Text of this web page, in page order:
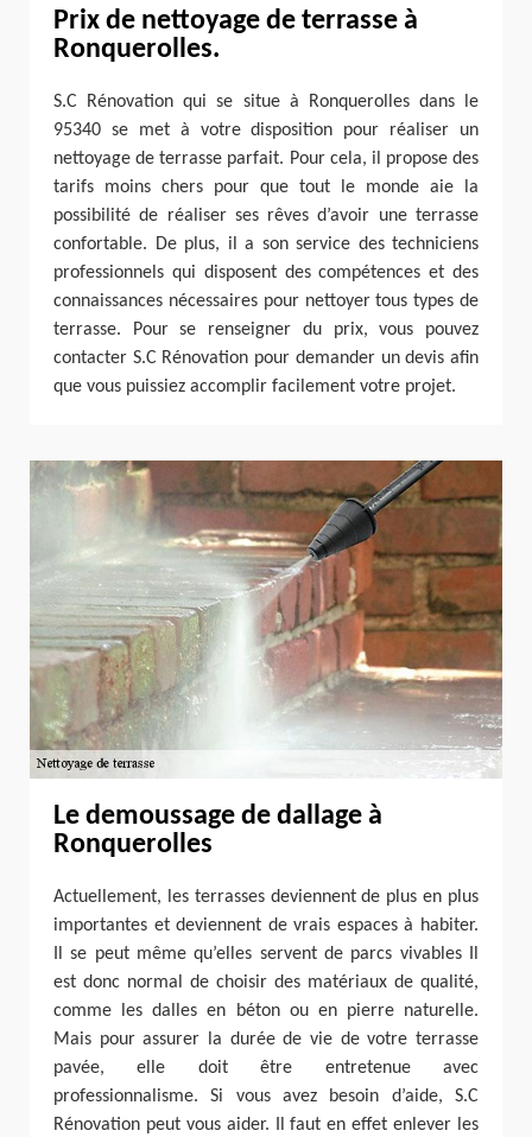
Prix de nettoyage de terrasse à
Ronquerolles.
S.C Rénovation qui se situe à Ronquerolles dans le
95340 se met à votre disposition pour réaliser un
nettoyage de terrasse parfait. Pour cela, il propose des
tarifs moins chers pour que tout le monde aie la
possibilité de réaliser ses rêves d’avoir une terrasse
confortable. De plus, il a son service des techniciens
professionnels qui disposent des compétences et des
connaissances nécessaires pour nettoyer tous types de
terrasse. Pour se renseigner du prix, vous pouvez
contacter S.C Rénovation pour demander un devis afin
que vous puissiez accomplir facilement votre projet.
Le demoussage de dallage à
Ronquerolles
Actuellement, les terrasses deviennent de plus en plus
importantes et deviennent de vrais espaces à habiter.
Il se peut même qu’elles servent de parcs vivables Il
est donc normal de choisir des matériaux de qualité,
comme les dalles en béton ou en pierre naturelle.
Mais pour assurer la durée de vie de votre terrasse
pavée, elle doit être entretenue avec
professionnalisme. Si vous avez besoin d’aide, S.C
Rénovation peut vous aider. Il faut en effet enlever les